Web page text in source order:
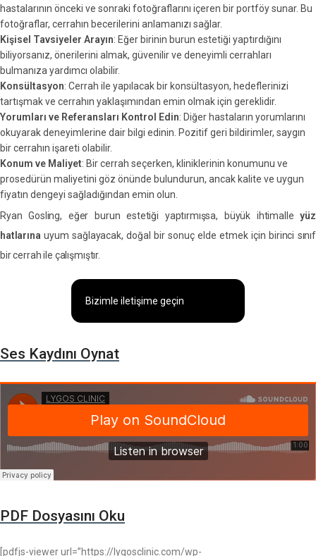
hastalarının önceki ve sonraki fotoğraflarını içeren bir portföy sunar. Bu
fotoğraflar, cerrahın becerilerini anlamanızı sağlar.
Kişisel Tavsiyeler Arayın: Eğer birinin burun estetiği yaptırdığını
biliyorsanız, önerilerini almak, güvenilir ve deneyimli cerrahları
bulmanıza yardımcı olabilir.
Konsültasyon: Cerrah ile yapılacak bir konsültasyon, hedeflerinizi
tartışmak ve cerrahın yaklaşımından emin olmak için gereklidir.
Yorumları ve Referansları Kontrol Edin: Diğer hastaların yorumlarını
okuyarak deneyimlerine dair bilgi edinin. Pozitif geri bildirimler, saygın
bir cerrahın işareti olabilir.
Konum ve Maliyet: Bir cerrah seçerken, kliniklerinin konumunu ve
prosedürün maliyetini göz önünde bulundurun, ancak kalite ve uygun
fiyatın dengeyi sağladığından emin olun.
Ryan Gosling, eğer burun estetiği yaptırmışsa, büyük ihtimalleyüz
hatlarına uyum sağlayacak, doğal bir sonuç elde etmek için birinci sınıf
bir cerrah ile çalışmıştır.
Bizimle iletişime geçin
Ses Kaydını Oynat
PDF Dosyasını Oku
[pdfjs-viewer url=”https://lygosclinic.com/wp-